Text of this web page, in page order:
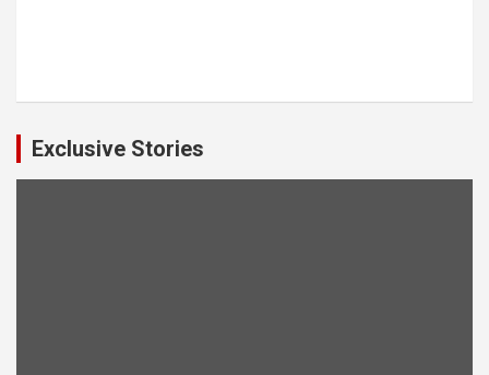
Exclusive Stories